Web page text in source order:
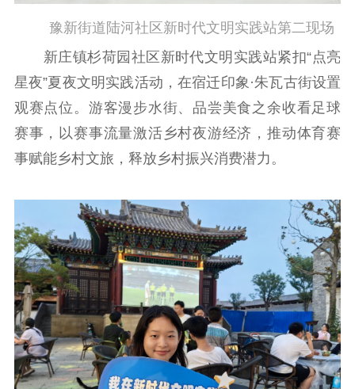
豫新街道陆河社区新时代文明实践站第二现场
新庄镇杉荷园社区新时代文明实践站紧扣“点亮
星夜”夏夜文明实践活动，在宿迁印象·朱瓦古街设置
观赛点位。游客漫步水街、品尝美食之余收看足球
赛事，以赛事流量激活乡村夜游经济，推动体育赛
事赋能乡村文旅，释放乡村振兴消费潜力。